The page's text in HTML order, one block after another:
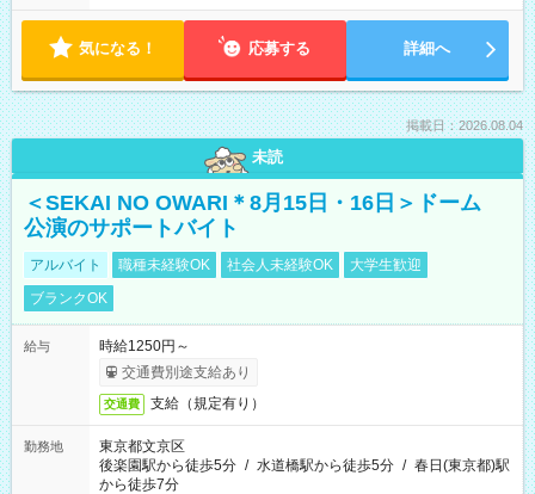
気になる！ 応募する 詳細へ
掲載日：2026.08.04
未読
＜SEKAI NO OWARI＊8月15日・16日＞ドーム
公演のサポートバイト
アルバイト 職種未経験OK 社会人未経験OK
大学生歓迎
ブランクOK
給与
時給1250円～
交通費別途支給あり
交通費 支給（規定有り）
勤務地
東京都文京区
後楽園駅から徒歩5分 / 水道橋駅から徒歩5分 / 春日(東京都)駅
から徒歩7分